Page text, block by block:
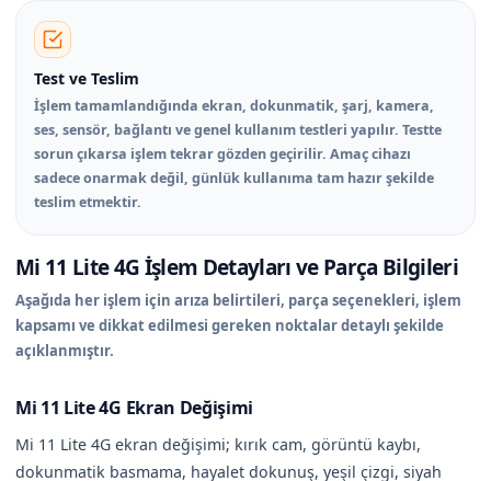
Test ve Teslim
İşlem tamamlandığında ekran, dokunmatik, şarj, kamera,
ses, sensör, bağlantı ve genel kullanım testleri yapılır. Testte
sorun çıkarsa işlem tekrar gözden geçirilir. Amaç cihazı
sadece onarmak değil, günlük kullanıma tam hazır şekilde
teslim etmektir.
Mi 11 Lite 4G İşlem Detayları ve Parça Bilgileri
Aşağıda her işlem için arıza belirtileri, parça seçenekleri, işlem
kapsamı ve dikkat edilmesi gereken noktalar detaylı şekilde
açıklanmıştır.
Mi 11 Lite 4G Ekran Değişimi
Mi 11 Lite 4G ekran değişimi; kırık cam, görüntü kaybı,
dokunmatik basmama, hayalet dokunuş, yeşil çizgi, siyah